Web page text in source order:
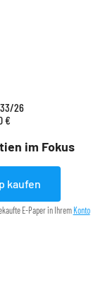
im Fokus
26
€
kaufen
E-Paper in IhremKonto